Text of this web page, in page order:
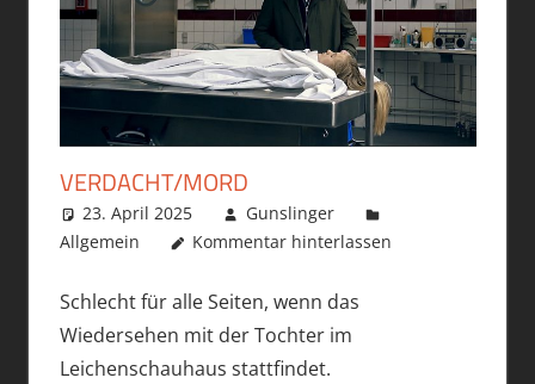
VERDACHT/MORD
23. April 2025
Gunslinger
Allgemein
Kommentar hinterlassen
Schlecht für alle Seiten, wenn das
Wiedersehen mit der Tochter im
Leichenschauhaus stattfindet.